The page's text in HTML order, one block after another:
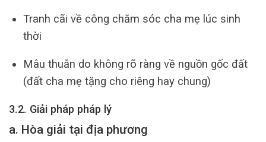
Tranh cãi về công chăm sóc cha mẹ lúc sinh
thời
Mâu thuẫn do không rõ ràng về nguồn gốc đất
(đất cha mẹ tặng cho riêng hay chung)
3.2. Giải pháp pháp lý
a. Hòa giải tại địa phương